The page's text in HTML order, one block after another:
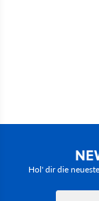
Hol' dir die